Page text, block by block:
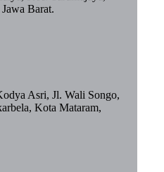
Barat.
Asri, Jl. Wali Songo,
Kota Mataram,